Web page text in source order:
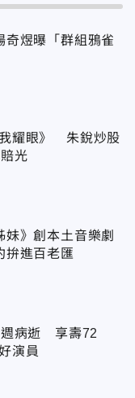
奇煜曝「群組鴉雀
耀眼》 朱銳炒股
光
》創本土音樂劇
進百老匯
週病逝 享壽72
演員